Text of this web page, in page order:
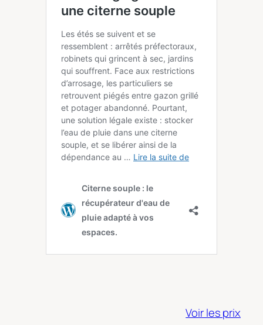
Voir les prix